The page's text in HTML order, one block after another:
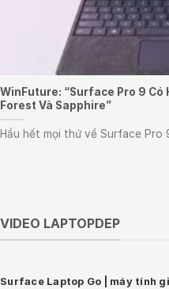
WinFuture: “Surface Pro 9 Có
Forest Và Sapphire”
Hầu hết mọi thứ về Surface Pro
VIDEO LAPTOPDEP
Surface Laptop Go | máy tính